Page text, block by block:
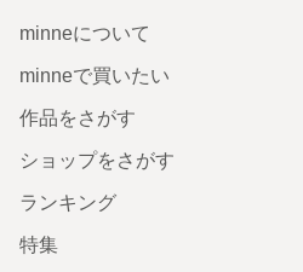
minneについて
minneで買いたい
作品をさがす
ショップをさがす
ランキング
特集